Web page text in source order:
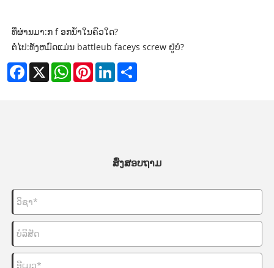
ທີ່ຜ່ານມາ:ກ f ອກນ້ໍາໃນຄົວໃດ?
ຕໍ່ໄປ:ທັງຫມົດແມ່ນ battleub faceys screw ຢູ່ບໍ?
Facebook
X WhatsAppPinterestLinkedIn
ສົ່ງສອບຖາມ